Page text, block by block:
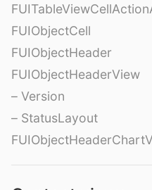
FUIObjectCell
FUIObjectHeader
FUIObjectHeaderView
– Version
– StatusLayout